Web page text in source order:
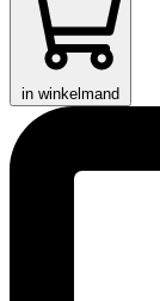
in winkelmand